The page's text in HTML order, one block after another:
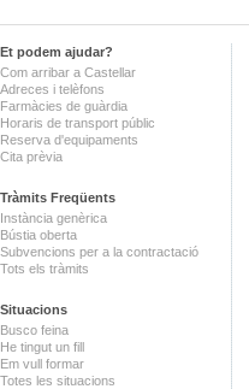
Et podem ajudar?
Com arribar a Castellar
Adreces i telèfons
Farmàcies de guàrdia
Horaris de transport públic
Reserva d'equipaments
Cita prèvia
Tràmits Freqüents
Instància genèrica
Bústia oberta
Subvencions per a la contractació
Tots els tràmits
Situacions
Busco feina
He tingut un fill
Em vull formar
Totes les situacions